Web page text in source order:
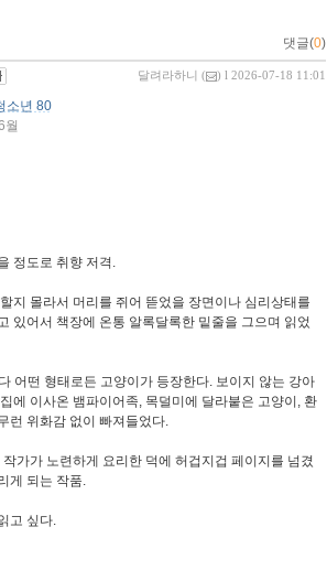
댓글(0)
달려라하니 ( ) l 2026-07-18 11:01
소년 80
월
정도로 취향 저격.
지 몰라서 머리를 쥐어 뜯었을 장면이나 심리상태를
있어서 책장에 온통 알록달록한 밑줄을 그으며 읽었
어떤 형태로든 고양이가 등장한다. 보이지 않는 강아
에 이사온 뱀파이어족, 목덜미에 달라붙은 고양이, 환
런 위화감 없이 빠져들었다.
가가 노련하게 요리한 덕에 허겁지겁 페이지를 넘겼
게 되는 작품.
고 싶다.